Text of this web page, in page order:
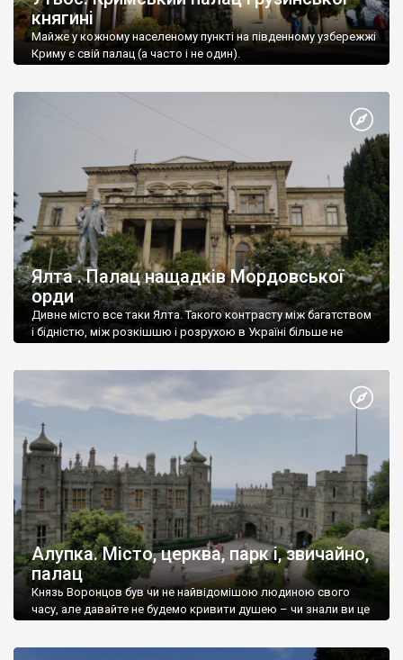
княгині
Майже у кожному населеному пункті на південному узбережжі
Криму є свій палац (а часто і не один).
Ялта . Палац нащадків Мордовської
орди
Дивне місто все таки Ялта. Такого контрасту між багатством
і бідністю, між розкішшю і розрухою в Україні більше не
Алупка. Місто, церква, парк і, звичайно,
палац
Князь Воронцов був чи не найвідомішою людиною свого
часу, але давайте не будемо кривити душею – чи знали ви це